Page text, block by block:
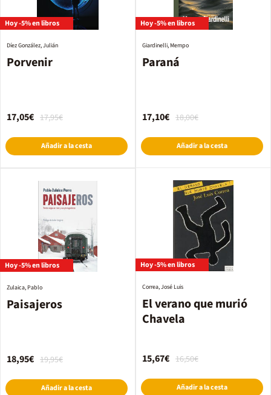
Hoy -5% en libros
Porvenir
Díez González, Julián
17,95€
17,05€
Añadir a la cesta
Hoy -5% en libros
Paraná
Giardinelli, Mempo
18,00€
17,10€
Añadir a la cesta
Hoy -5% en libros
Paisajeros
Zulaica, Pablo
19,95€
18,95€
Añadir a la cesta
Hoy -5% en libros
El verano que murió
Chavela
Correa, José Luis
16,50€
15,67€
Añadir a la cesta